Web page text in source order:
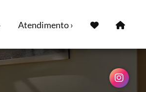
Atendimento ›